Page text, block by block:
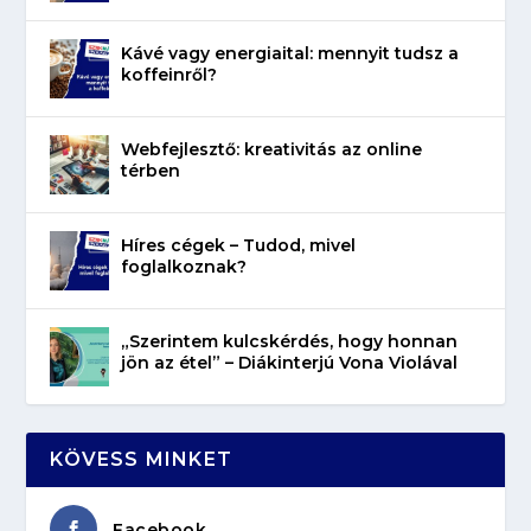
Kávé vagy energiaital: mennyit tudsz a
koffeinről?
Webfejlesztő: kreativitás az online
térben
Híres cégek – Tudod, mivel
foglalkoznak?
„Szerintem kulcskérdés, hogy honnan
jön az étel” – Diákinterjú Vona Violával
KÖVESS MINKET